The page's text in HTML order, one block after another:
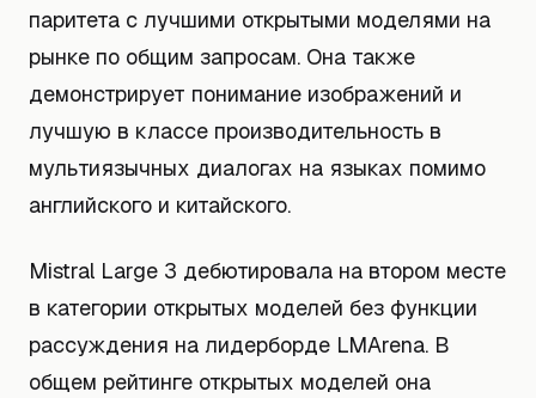
паритета с лучшими открытыми моделями на
рынке по общим запросам. Она также
демонстрирует понимание изображений и
лучшую в классе производительность в
мультиязычных диалогах на языках помимо
английского и китайского.
Mistral Large 3 дебютировала на втором месте
в категории открытых моделей без функции
рассуждения на лидерборде LMArena. В
общем рейтинге открытых моделей она